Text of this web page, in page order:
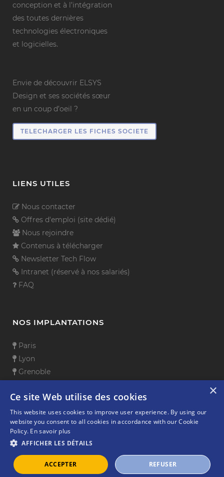
conception et à l’intégration
des toutes dernières
technologies électroniques
et logicielles.
Envie de découvrir ELSYS
Design et ses sociétés sœur
en un coup d’oeil ?
TELECHARGER LES FICHES SOCIETE
LIENS UTILES
Nous contacter
Offres d'emploi (site dédié)
Nous rejoindre
Contenus à télécharger
Newsletter Tech Flow
Intranet (réservé à nos salariés)
FAQ
NOS IMPLANTATIONS
Paris
Lyon
Grenoble
Aix-en-Provence
Toulouse
Rennes
Lille
×
Ce site Web utilise des cookies
This website uses cookies to improve user experience. By using our
website you consent to all cookies in accordance with our Cookie
Policy. En savoir plus
AFFICHER LES DÉTAILS
ACCEPTER REFUSER